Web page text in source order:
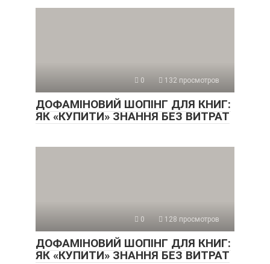
0 132 просмотров
ДОФАМІНОВИЙ ШОПІНГ ДЛЯ КНИГ:
ЯК «КУПИТИ» ЗНАННЯ БЕЗ ВИТРАТ
0 128 просмотров
ДОФАМІНОВИЙ ШОПІНГ ДЛЯ КНИГ:
ЯК «КУПИТИ» ЗНАННЯ БЕЗ ВИТРАТ